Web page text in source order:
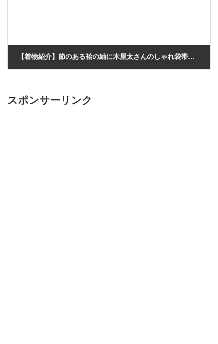
【着物紹介】節のある袷の紬に木屋太さんのしゃれ袋帯～早稲田の穴八幡宮さまへお出かけ
スポンサーリンク